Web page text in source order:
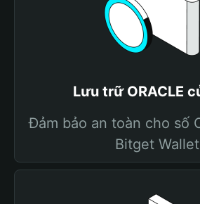
Lưu trữ ORACLE
Đảm bảo an toàn cho số
Bitget Wallet